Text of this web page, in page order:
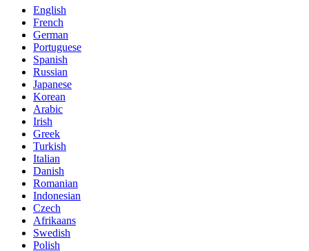
English
French
German
Portuguese
Spanish
Russian
Japanese
Korean
Arabic
Irish
Greek
Turkish
Italian
Danish
Romanian
Indonesian
Czech
Afrikaans
Swedish
Polish